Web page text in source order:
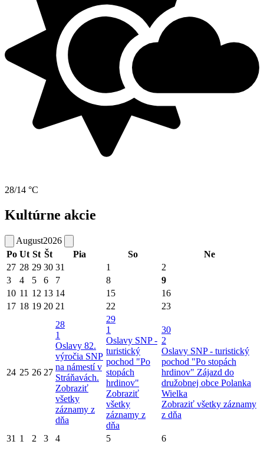
28/14 °C
Kultúrne akcie
August2026
Po Ut St Št Pia So
Ne
27 28 29 30 31 1
2
3
4 5 6 7 8
9
10 11 12 13 14 15
16
17 18 19 20 21 22 23
24 25 26 27
28
1
Oslavy 82.
výročia SNP
na námestí v
Stráňavách.
Zobraziť
všetky
záznamy z
dňa
29
1
Oslavy SNP -
turistický
pochod "Po
stopách
hrdinov"
Zobraziť
všetky
záznamy z
dňa
30
2
Oslavy SNP - turistický
pochod "Po stopách
hrdinov" Zájazd do
družobnej obce Polanka
Wielka
Zobraziť všetky záznamy
z dňa
31 1 2 3 4 5 6